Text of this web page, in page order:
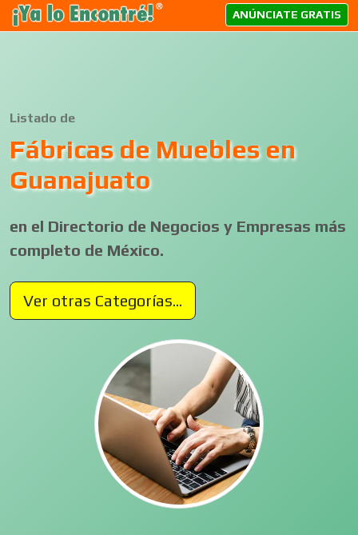
ANÚNCIATE GRATIS
Listado de
Fábricas de Muebles en
Guanajuato
en el Directorio de Negocios y Empresas más
completo de México.
Ver otras Categorías...